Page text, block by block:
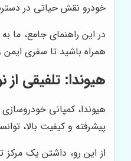
خودرو نقش حیاتی در
در این راهنمای جامع، ما
همراه باشید تا سفری ایمن
هیوندا: تلفیقی
هیوندا، کمپانی
پیشرفته و کیفیت بالا،
از این رو، داشتن یک